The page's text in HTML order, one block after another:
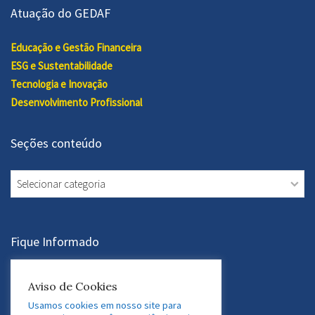
Atuação do GEDAF
Educação e Gestão Financeira
ESG e Sustentabilidade
Tecnologia e Inovação
Desenvolvimento Profissional
Seções conteúdo
Seções
conteúdo
Fique Informado
Assine a Newsletter
Aviso de Cookies
Usamos cookies em nosso site para